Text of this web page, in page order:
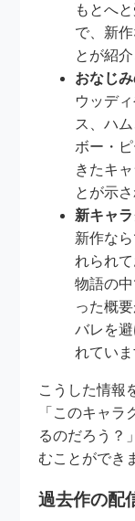
もとへ
で、新
とが紹
おなじ
ウッデ
ス、ハ
ボー・
きたキ
とが示さ
新キャ
新作な
れられ
物語の
った概
バレを
れていま
こうした情報
「このキャラ
るのだろう？
むことができ
過去作の配